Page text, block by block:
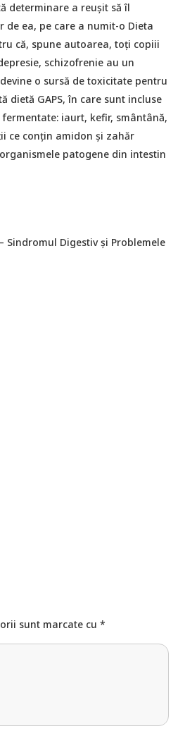
determinare a reușit să îl
de ea, pe care a numit-o Dieta
că, spune autoarea, toți copiii
schizofrenie au un
o sursă de toxicitate pentru
dietă GAPS, în care sunt incluse
iaurt, kefir, smântână,
ce conțin amidon și zahăr
patogene din intestin
Sindromul Digestiv și Problemele
sunt marcate cu *